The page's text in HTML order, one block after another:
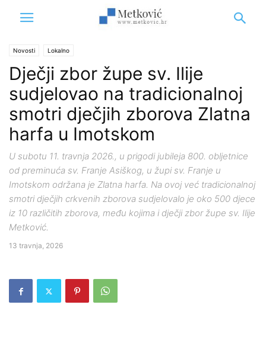
Novosti Lokalno
Dječji zbor župe sv. Ilije
sudjelovao na tradicionalnoj
smotri dječjih zborova Zlatna
harfa u Imotskom
U subotu 11. travnja 2026., u prigodi jubileja 800. obljetnice
od preminuća sv. Franje Asiškog, u župi sv. Franje u
Imotskom održana je Zlatna harfa. Na ovoj već tradicionalnoj
smotri dječjih crkvenih zborova sudjelovalo je oko 500 djece
iz 10 različitih zborova, među kojima i dječji zbor župe sv. Ilije
Metković.
13 travnja, 2026